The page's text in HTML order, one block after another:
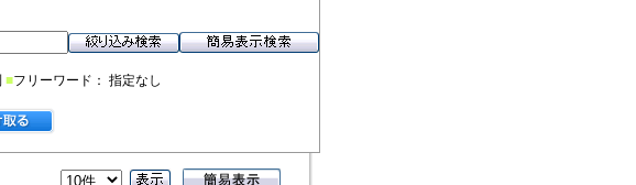
■フリーワード： 指定なし